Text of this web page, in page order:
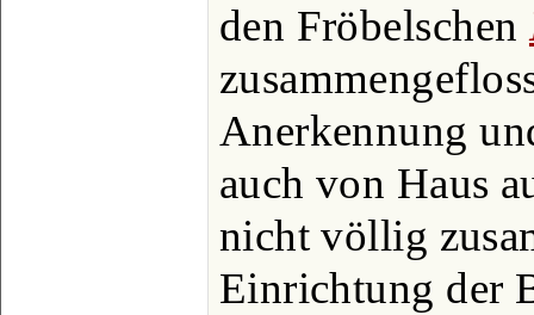
den Fröbelschen
Anerkennung
auch von Haus
nicht völlig
Einrichtung der